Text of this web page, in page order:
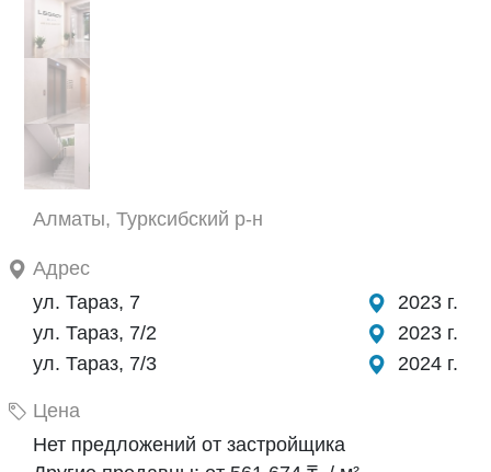
Алматы, Турксибский р-н
Адрес
ул. Тараз, 7
2023 г.
ул. Тараз, 7/2
2023 г.
ул. Тараз, 7/3
2024 г.
Цена
Нет предложений от застройщика